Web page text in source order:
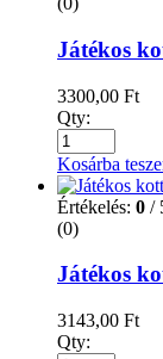
Játékos
3300,00 Ft
Qty:
Kosárba
Értékelés: 0 /
(0)
Játékos
3143,00 Ft
Qty: